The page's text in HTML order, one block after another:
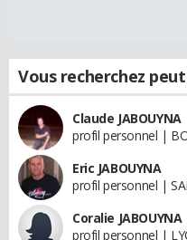
Vous recherchez
Claude JABOUYNA
profil personnel |
Eric JABOUYNA
profil personnel |
Coralie JABOUYNA
profil personnel |